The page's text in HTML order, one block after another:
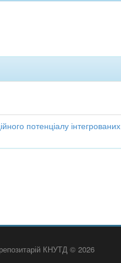
потенціалу інтегрованих
репозитарій КНУТД © 2026